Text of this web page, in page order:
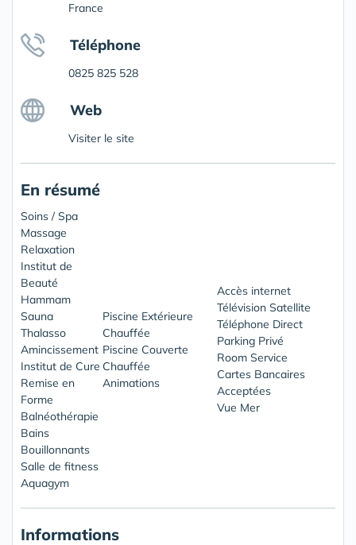
France
Téléphone
0825 825 528
Web
Visiter le site
En résumé
Soins / Spa
Massage
Relaxation
Institut de
Beauté
Hammam
Sauna
Thalasso
Amincissement
Institut de Cure
Remise en
Forme
Balnéothérapie
Bains
Bouillonnants
Salle de fitness
Aquagym
Piscine Extérieure
Chauffée
Piscine Couverte
Chauffée
Animations
Accès internet
Télévision Satellite
Téléphone Direct
Parking Privé
Room Service
Cartes Bancaires
Acceptées
Vue Mer
Informations